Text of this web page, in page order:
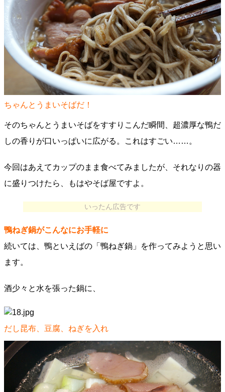
ちゃんとうまいそばだ！
そのちゃんとうまいそばをすすりこんだ瞬間、超濃厚な鴨だ
しの香りが口いっぱいに広がる。これはすごい……。
今回はあえてカップのまま食べてみましたが、それなりの器
に盛りつけたら、もはやそば屋ですよ。
いったん広告です
鴨ねぎ鍋がこんなにお手軽に
続いては、鴨といえばの「鴨ねぎ鍋」を作ってみようと思い
ます。
酒少々と水を張った鍋に、
だし昆布、豆腐、ねぎを入れ